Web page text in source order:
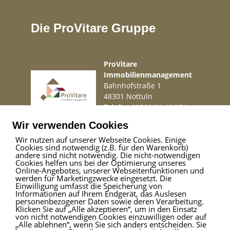
Sie denken selbst über die Veräußerung Ihrer Immobilie nach
oder möchten einfach nur wissen, was diese wert ist? Bei uns
Sie hierzu auf:
kontaktieren Sie uns.
Die ProVitare Gruppe
ProVitare
Immobilienmanagement
Bahnhofstraße 1
48301 Nottuln
Telefon02509 99 49 871
Impressum|Haftungsausschluss|Datenschutz
ProVitare Commercial
GmbH
Bahnhofstraße 1
48301 Nottuln
Wir verwenden Cookies
Wir nutzen auf unserer Webseite Cookies. Einige
Cookies sind notwendig (z.B. für den Warenkorb)
andere sind nicht notwendig. Die nicht-notwendigen
Cookies helfen uns bei der Optimierung unseres
Online-Angebotes, unserer Webseitenfunktionen und
werden für Marketingzwecke eingesetzt. Die
Einwilligung umfasst die Speicherung von
Informationen auf Ihrem Endgerät, das Auslesen
personenbezogener Daten sowie deren Verarbeitung.
Klicken Sie auf „Alle akzeptieren“, um in den Einsatz
von nicht notwendigen Cookies einzuwilligen oder auf
„Alle ablehnen“, wenn Sie sich anders entscheiden. Sie